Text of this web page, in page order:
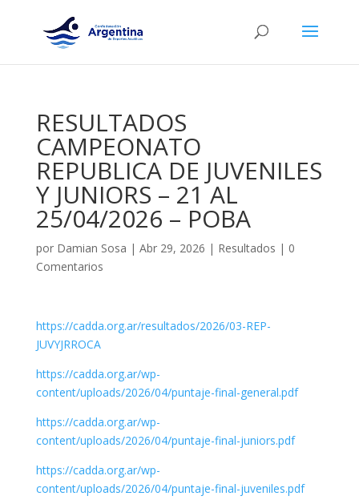
RESULTADOS
CAMPEONATO
REPUBLICA DE JUVENILES
Y JUNIORS – 21 AL
25/04/2026 – POBA
por Damian Sosa | Abr 29, 2026 | Resultados | 0
Comentarios
https://cadda.org.ar/resultados/2026/03-REP-
JUVYJRROCA
https://cadda.org.ar/wp-
content/uploads/2026/04/puntaje-final-general.pdf
https://cadda.org.ar/wp-
content/uploads/2026/04/puntaje-final-juniors.pdf
https://cadda.org.ar/wp-
content/uploads/2026/04/puntaje-final-juveniles.pdf